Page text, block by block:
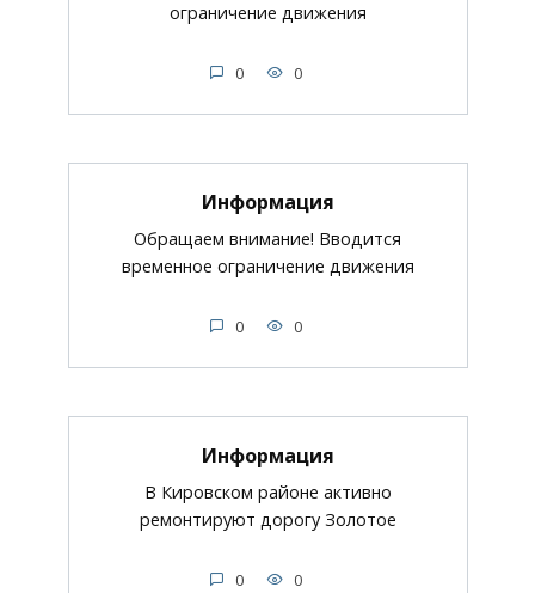
ограничение движения
0 0
Информация
Обращаем внимание! Вводится
временное ограничение движения
0 0
Информация
В Кировском районе активно
ремонтируют дорогу Золотое
0 0